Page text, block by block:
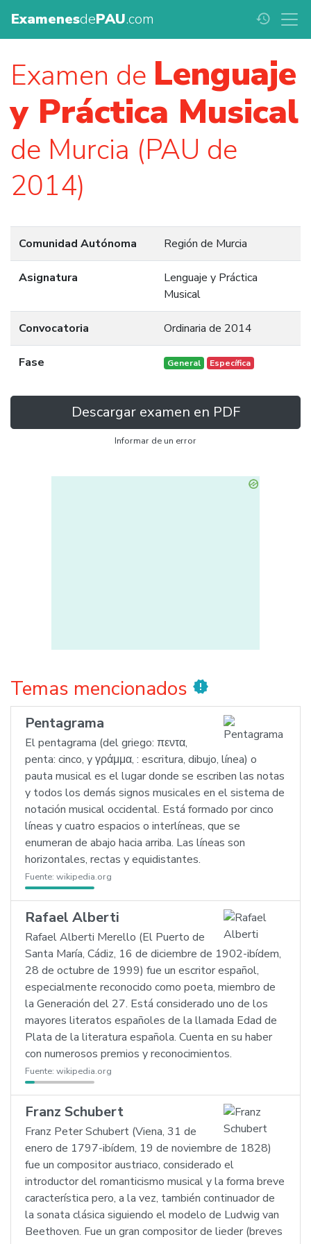
ExamenesdePAU.com history
Examen de Lenguaje
y Práctica Musical
de Murcia (PAU de
2014)
Comunidad Autónoma Región de Murcia
Asignatura
Lenguaje y Práctica
Musical
Convocatoria Ordinaria de 2014
Fase General Específica
Descargar examen en PDF
Informar de un error
Temas mencionados new_releases
Pentagrama
El pentagrama (del griego: πεντα,
penta: cinco, y γράμμα, : escritura, dibujo, línea) o
pauta musical es el lugar donde se escriben las notas
y todos los demás signos musicales en el sistema de
notación musical occidental. Está formado por cinco
líneas y cuatro espacios o interlíneas, que se
enumeran de abajo hacia arriba. Las líneas son
horizontales, rectas y equidistantes.
Fuente: wikipedia.org
Rafael Alberti
Rafael Alberti Merello (El Puerto de
Santa María, Cádiz, 16 de diciembre de 1902-ibídem,
28 de octubre de 1999) fue un escritor español,
especialmente reconocido como poeta, miembro de
la Generación del 27. Está considerado uno de los
mayores literatos españoles de la llamada Edad de
Plata de la literatura española. Cuenta en su haber
con numerosos premios y reconocimientos.
Fuente: wikipedia.org
Franz Schubert
Franz Peter Schubert (Viena, 31 de
enero de 1797-ibídem, 19 de noviembre de 1828)
fue un compositor austriaco, considerado el
introductor del romanticismo musical y la forma breve
característica pero, a la vez, también continuador de
la sonata clásica siguiendo el modelo de Ludwig van
Beethoven. Fue un gran compositor de lieder (breves